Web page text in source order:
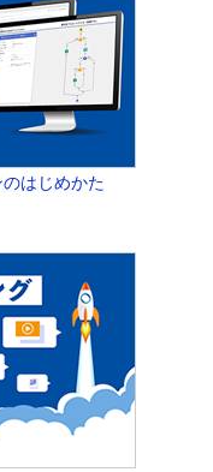
はじめかた